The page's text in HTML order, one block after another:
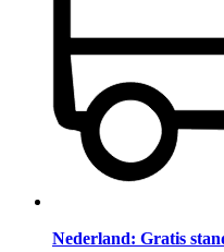
Nederland: Gratis